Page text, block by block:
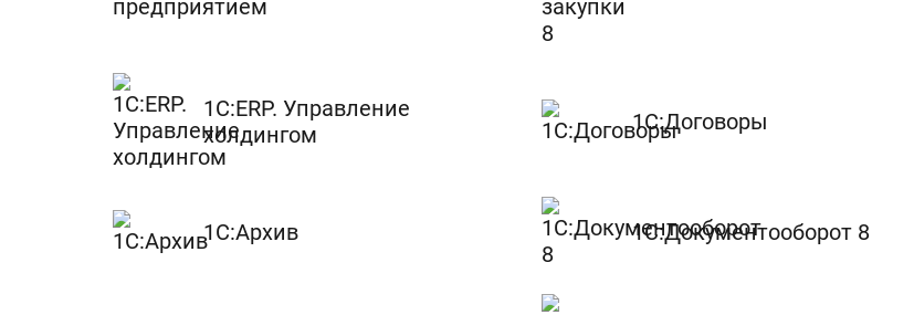
1С:ERP. Управление
холдингом
1С:Договоры
1С:Архив 1С:Документооборот 8